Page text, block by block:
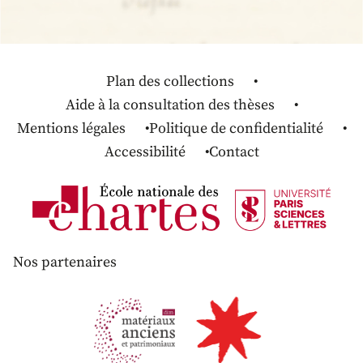
Plan des collections
Aide à la consultation des thèses
Mentions légales
Politique de confidentialité
Accessibilité
Contact
Nos partenaires